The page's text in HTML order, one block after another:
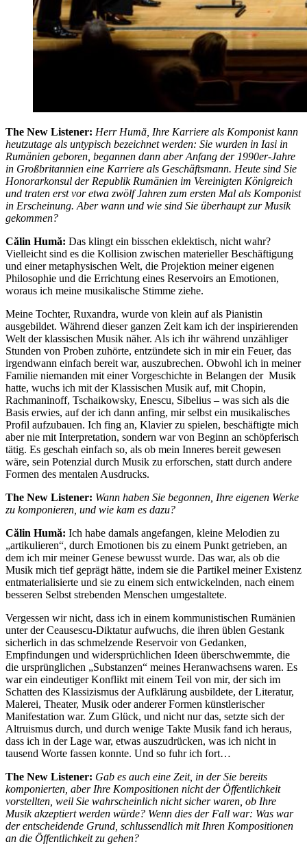
The New Listener: Herr Humă, Ihre Karriere als Komponist kann
heutzutage als untypisch bezeichnet werden: Sie wurden in Iasi in
Rumänien geboren, begannen dann aber Anfang der 1990er-Jahre
in Großbritannien eine Karriere als Geschäftsmann. Heute sind Sie
Honorarkonsul der Republik Rumänien im Vereinigten Königreich
und traten erst vor etwa zwölf Jahren zum ersten Mal als Komponist
in Erscheinung. Aber wann und wie sind Sie überhaupt zur Musik
gekommen?
Călin Humă: Das klingt ein bisschen eklektisch, nicht wahr?
Vielleicht sind es die Kollision zwischen materieller Beschäftigung
und einer metaphysischen Welt, die Projektion meiner eigenen
Philosophie und die Errichtung eines Reservoirs an Emotionen,
woraus ich meine musikalische Stimme ziehe.
Meine Tochter, Ruxandra, wurde von klein auf als Pianistin
ausgebildet. Während dieser ganzen Zeit kam ich der inspirierenden
Welt der klassischen Musik näher. Als ich ihr während unzähliger
Stunden von Proben zuhörte, entzündete sich in mir ein Feuer, das
irgendwann einfach bereit war, auszubrechen. Obwohl ich in meiner
Familie niemanden mit einer Vorgeschichte in Belangen der Musik
hatte, wuchs ich mit der Klassischen Musik auf, mit Chopin,
Rachmaninoff, Tschaikowsky, Enescu, Sibelius – was sich als die
Basis erwies, auf der ich dann anfing, mir selbst ein musikalisches
Profil aufzubauen. Ich fing an, Klavier zu spielen, beschäftigte mich
aber nie mit Interpretation, sondern war von Beginn an schöpferisch
tätig. Es geschah einfach so, als ob mein Inneres bereit gewesen
wäre, sein Potenzial durch Musik zu erforschen, statt durch andere
Formen des mentalen Ausdrucks.
The New Listener: Wann haben Sie begonnen, Ihre eigenen Werke
zu komponieren, und wie kam es dazu?
Călin Humă: Ich habe damals angefangen, kleine Melodien zu
„artikulieren“, durch Emotionen bis zu einem Punkt getrieben, an
dem ich mir meiner Genese bewusst wurde. Das war, als ob die
Musik mich tief geprägt hätte, indem sie die Partikel meiner Existenz
entmaterialisierte und sie zu einem sich entwickelnden, nach einem
besseren Selbst strebenden Menschen umgestaltete.
Vergessen wir nicht, dass ich in einem kommunistischen Rumänien
unter der Ceausescu-Diktatur aufwuchs, die ihren üblen Gestank
sicherlich in das schmelzende Reservoir von Gedanken,
Empfindungen und widersprüchlichen Ideen überschwemmte, die
die ursprünglichen „Substanzen“ meines Heranwachsens waren. Es
war ein eindeutiger Konflikt mit einem Teil von mir, der sich im
Schatten des Klassizismus der Aufklärung ausbildete, der Literatur,
Malerei, Theater, Musik oder anderer Formen künstlerischer
Manifestation war. Zum Glück, und nicht nur das, setzte sich der
Altruismus durch, und durch wenige Takte Musik fand ich heraus,
dass ich in der Lage war, etwas auszudrücken, was ich nicht in
tausend Worte fassen konnte. Und so fuhr ich fort…
The New Listener: Gab es auch eine Zeit, in der Sie bereits
komponierten, aber Ihre Kompositionen nicht der Öffentlichkeit
vorstellten, weil Sie wahrscheinlich nicht sicher waren, ob Ihre
Musik akzeptiert werden würde? Wenn dies der Fall war: Was war
der entscheidende Grund, schlussendlich mit Ihren Kompositionen
an die Öffentlichkeit zu gehen?